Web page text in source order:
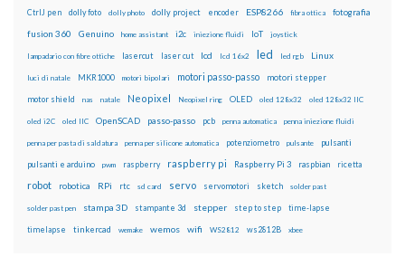
CtrlJ pen dolly foto dolly photo dolly project encoder ESP8266 fibra ottica fotografia
fusion 360 Genuino home assistant i2c iniezione fluidi IoT joystick
lampadario con fibre ottiche lasercut laser cut lcd lcd 16x2 led led rgb Linux
luci di natale MKR1000 motori bipolari motori passo-passo motori stepper
motor shield nas natale Neopixel Neopixel ring OLED oled 128x32 oled 128x32 IIC
oled i2C oled IIC OpenSCAD passo-passo pcb penna automatica penna iniezione fluidi
penna per pasta di saldatura penna per silicone automatica potenziometro pulsante pulsanti
pulsanti e arduino pwm raspberry raspberry pi Raspberry Pi 3 raspbian ricetta
robot robotica RPi rtc sd card servo servomotori sketch solder past
solder past pen stampa 3D stampante 3d stepper step to step time-lapse
timelapse tinkercad wemake wemos wifi WS2812 ws2812B xbee